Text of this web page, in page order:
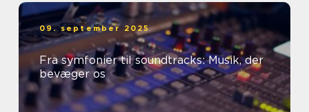
09. september 2025
Fra symfonier til soundtracks: Musik, der
bevæger os